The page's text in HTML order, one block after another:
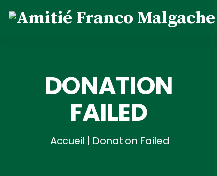
DONATION
FAILED
Accueil | Donation Failed